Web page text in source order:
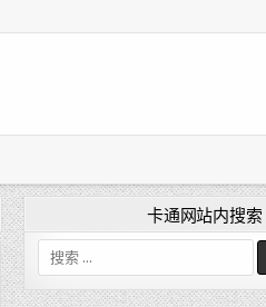
卡通网站内搜索
搜
索
: